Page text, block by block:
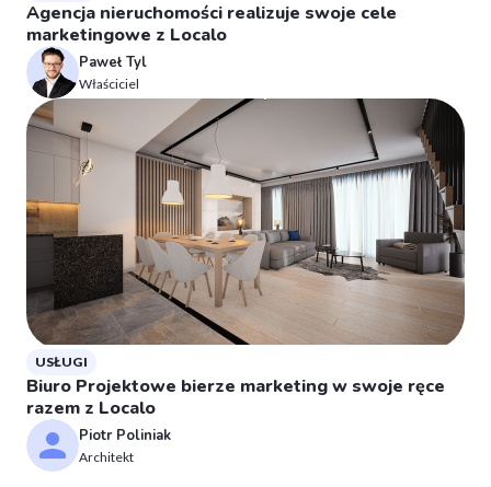
Agencja nieruchomości realizuje swoje cele
marketingowe z Localo
Paweł Tyl
Właściciel
USŁUGI
Biuro Projektowe bierze marketing w swoje ręce
razem z Localo
Piotr Poliniak
Architekt